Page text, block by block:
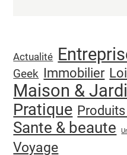
Actualité
Geek Immobilier
Maison &
Pratique
Sante & beaute
Voyage